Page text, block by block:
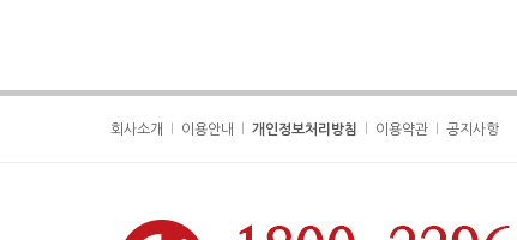
회사소개 이용안내 개인정보처리방침 이용약관 공지사항